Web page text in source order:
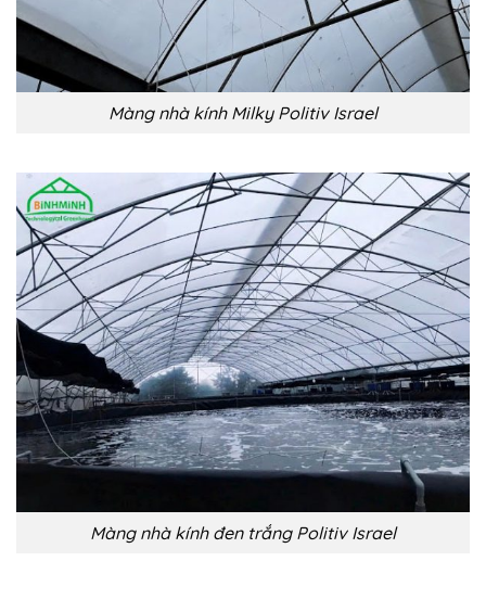
Màng nhà kính Milky Politiv Israel
Màng nhà kính đen trắng Politiv Israel